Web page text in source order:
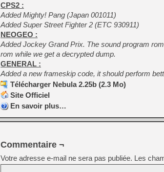
CPS2 :
Added Mighty! Pang (Japan 001011)
Added Super Street Fighter 2 (ETC 930911)
NEOGEO :
Added Jockey Grand Prix. The sound program
rom while we get a decrypted dump.
GENERAL :
Added a new frameskip code, it should perform
Télécharger Nebula 2.25b (2.3 Mo)
Site Officiel
En savoir plus…
Commentaire ¬
Votre adresse e-mail ne sera pas publiée. Les